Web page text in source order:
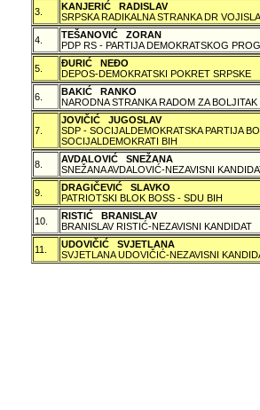
3.
KANJERIĆ RADISLAV
SRPSKA RADIKALNA STRANKA DR
4.
TEŠANOVIĆ ZORAN
PDP RS - PARTIJA DEMOKRATSKOG
5.
ÐURIĆ NEÐO
DEPOS-DEMOKRATSKI POKRET SRPSKE
6.
BAKIĆ RANKO
NARODNA STRANKA RADOM ZA BOLJITAK
7.
JOVIČIĆ JUGOSLAV
SDP - SOCIJALDEMOKRATSKA PARTIJA
SOCIJALDEMOKRATI BIH
8.
AVDALOVIĆ SNEŽANA
SNEŽANA AVDALOVIĆ-NEZAVISNI
9.
DRAGIČEVIĆ SLAVKO
PATRIOTSKI BLOK BOSS - SDU BIH
10.
RISTIĆ BRANISLAV
BRANISLAV RISTIĆ-NEZAVISNI KANDIDAT
11.
UDOVIČIĆ SVJETLANA
SVJETLANA UDOVIČIĆ-NEZAVISNI